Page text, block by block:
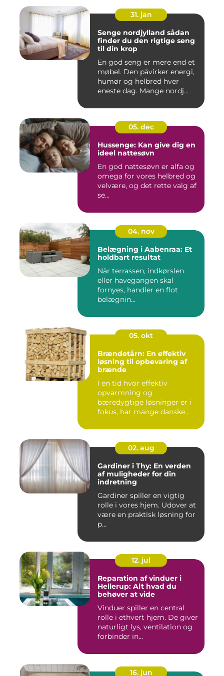
31. jan
Senge nordjylland sådan
finder du den rigtige seng
til din krop
En god seng er mere end et
møbel. Den påvirker energi,
humør og helbred hver
eneste dag. Mange nordj...
05. dec
Hussenge: Kan give dig en
ideel nattesøvn
En god nattesøvn er alfa og
omega for vores helbred og
velvære, og det rette valg af
se...
04. nov
Belægning i Aabenraa: Et
holdbart resultat
Når terrassen, indkørslen
eller havegangen skal
fornyes, handler en flot
belægnin...
05. okt
Brændetårn: En effektiv
løsning til opbevaring af
brænde
I en tid hvor effektiv
opvarmning og
bæredygtige løsninger er i
fokus, har mange danske...
02. aug
Gardiner i Thy: En verden
af muligheder for din
indretning
Gardiner spiller en vigtig
rolle i vores hjem. Udover at
være en praktisk løsning for
p...
12. jul
Reparation af vinduer i
Hellerup: Alt hvad du
behøver at vide
Vinduer spiller en central
rolle i ethvert hjem. De giver
naturligt lys, ventilation og
forbinder in...
16. jun